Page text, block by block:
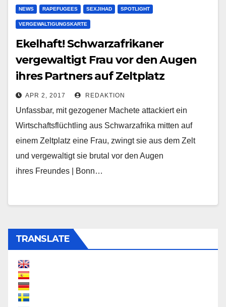
NEWS RAPEFUGEES SEXJIHAD SPOTLIGHT
VERGEWALTIGUNGSKARTE
Ekelhaft! Schwarzafrikaner
vergewaltigt Frau vor den Augen
ihres Partners auf Zeltplatz
APR 2, 2017 REDAKTION
Unfassbar, mit gezogener Machete attackiert ein
Wirtschaftsflüchtling aus Schwarzafrika mitten auf
einem Zeltplatz eine Frau, zwingt sie aus dem Zelt
und vergewaltigt sie brutal vor den Augen
ihres Freundes | Bonn…
TRANSLATE